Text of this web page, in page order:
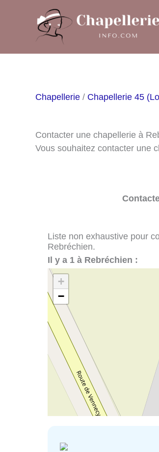
Chapellerie / Chapellerie 45
Contacter une chapellerie à
Vous souhaitez contacter une
Liste non exhaustive pour
Rebréchien.
Il y a 1 à Rebréchien :
+
−